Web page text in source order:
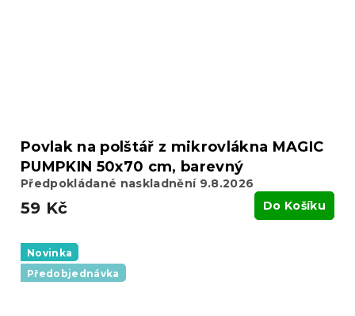
Povlak na polštář z mikrovlákna MAGIC
PUMPKIN 50x70 cm, barevný
Předpokládané naskladnění 9.8.2026
59 Kč Do Košíku
Novinka
Předobjednávka